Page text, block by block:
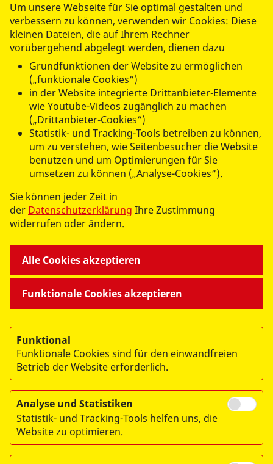
Flyer Stammtisch
Alleinerziehende
( JPEG / 59,61 KB )
datenschutzkonform mit
UNSERE ANGEBOTE
AKTIV WERDEN
ÜBER UNS
© 2026 ASB in Falkensee und im Osthavelland
Um unsere Webseite für Sie optimal gestalten und
verbessern zu können, verwenden wir Cookies: Diese
kleinen Dateien, die auf Ihrem Rechner
vorübergehend abgelegt werden, dienen dazu
Grundfunktionen der Website zu ermöglichen
(„funktionale Cookies“)
in der Website integrierte Drittanbieter-Elemente
wie Youtube-Videos zugänglich zu machen
(„Drittanbieter-Cookies“)
Statistik- und Tracking-Tools betreiben zu können,
um zu verstehen, wie Seitenbesucher die Website
benutzen und um Optimierungen für Sie
umsetzen zu können („Analyse-Cookies“).
Sie können jeder Zeit in
der Datenschutzerklärung Ihre Zustimmung
widerrufen oder ändern.
Funktionale Cookies akzeptieren
Alle Cookies akzeptieren
Funktional
Funktionale Cookies sind für den einwandfreien
Betrieb der Website erforderlich.
Analyse und Statistiken
Statistik- und Tracking-Tools helfen uns, die
Website zu optimieren.